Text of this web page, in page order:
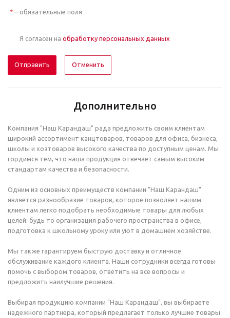
* – обязательные поля
Я согласен на обработку персональных данных
Отменить
Дополнительно
Компания "Наш Карандаш" рада предложить своим клиентам
широкий ассортимент канцтоваров, товаров для офиса, бизнеса,
школы и хозтоваров высокого качества по доступным ценам. Мы
гордимся тем, что наша продукция отвечает самым высоким
стандартам качества и безопасности.
Одним из основных преимуществ компании "Наш Карандаш"
является разнообразие товаров, которое позволяет нашим
клиентам легко подобрать необходимые товары для любых
целей: будь то организация рабочего пространства в офисе,
подготовка к школьному уроку или уют в домашнем хозяйстве.
Мы также гарантируем быструю доставку и отличное
обслуживание каждого клиента. Наши сотрудники всегда готовы
помочь с выбором товаров, ответить на все вопросы и
предложить наилучшие решения.
Выбирая продукцию компании "Наш Карандаш", вы выбираете
надежного партнера, который предлагает только лучшие товары